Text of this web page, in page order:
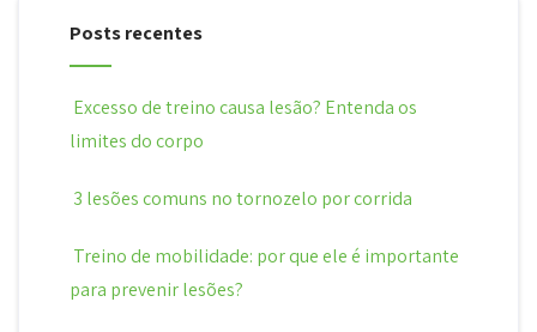
Posts recentes
Excesso de treino causa lesão? Entenda os
limites do corpo
3 lesões comuns no tornozelo por corrida
Treino de mobilidade: por que ele é importante
para prevenir lesões?